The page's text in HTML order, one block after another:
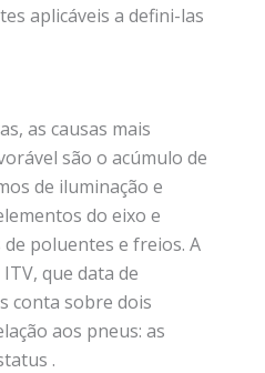
aplicáveis a defini-las
as causas mais
são o acúmulo de
de iluminação e
do eixo e
poluentes e freios. A
que data de
conta sobre dois
aos pneus: as
.